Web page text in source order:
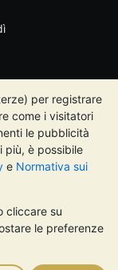
per registrare
come i visitatori
le pubblicità
più, è possibile
e Normativa sui
cliccare su
le preferenze
diminuire o
dell'andamento
di BullionVault o